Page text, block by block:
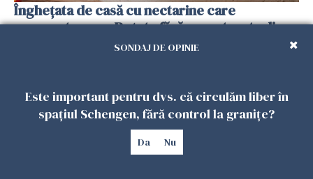
Înghețata de casă cu nectarine care
cucerește vara. Rețeta fără aparat, gata din
câteva ingredienteSONDAJ DE OPINIE
Este important pentru dvs. că circulăm liber în
spațiul Schengen, fără control la granițe?
Da Nu